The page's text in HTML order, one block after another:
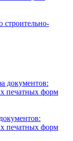
строительно-
печатных форм